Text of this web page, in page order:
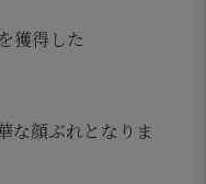
獲得した
な顔ぶれとなりま